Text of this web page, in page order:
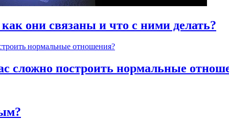
они связаны и что с ними делать?
сложно построить нормальные